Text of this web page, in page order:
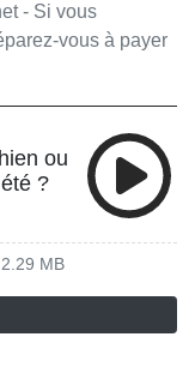
vous à payer
ou
?
2.29 MB